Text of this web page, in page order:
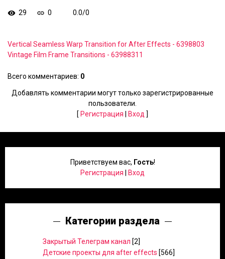
29 0 0.0/0
Vertical Seamless Warp Transition for After Effects - 6398803
Vintage Film Frame Transitions - 63988311
Всего комментариев: 0
Добавлять комментарии могут только зарегистрированные
пользователи.
[ Регистрация Вход ]
Приветствуем вас, Гость!
Регистрация
Вход
Категории раздела
Закрытый Телеграм канал [2]
Детские проекты для after effects [566]